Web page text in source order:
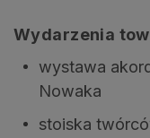
Wydarzenia
wystawa
Nowaka
stoiska